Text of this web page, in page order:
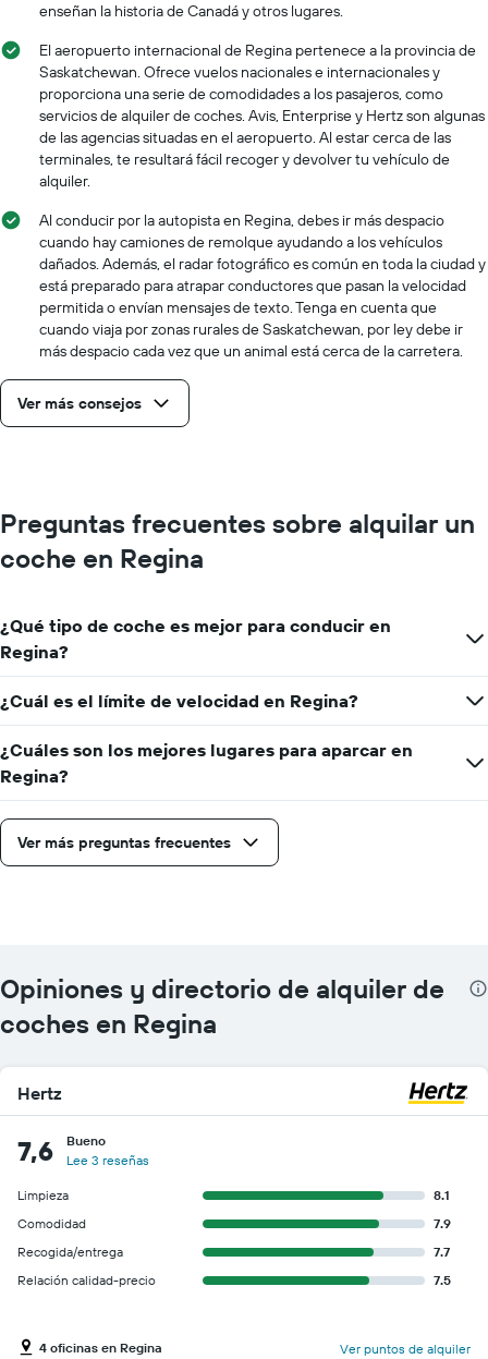
enseñan la historia de Canadá y otros lugares.
El aeropuerto internacional de Regina pertenece a la provincia de
Saskatchewan. Ofrece vuelos nacionales e internacionales y
proporciona una serie de comodidades a los pasajeros, como
servicios de alquiler de coches. Avis, Enterprise y Hertz son algunas
de las agencias situadas en el aeropuerto. Al estar cerca de las
terminales, te resultará fácil recoger y devolver tu vehículo de
alquiler.
Al conducir por la autopista en Regina, debes ir más despacio
cuando hay camiones de remolque ayudando a los vehículos
dañados. Además, el radar fotográfico es común en toda la ciudad y
está preparado para atrapar conductores que pasan la velocidad
permitida o envían mensajes de texto. Tenga en cuenta que
cuando viaja por zonas rurales de Saskatchewan, por ley debe ir
más despacio cada vez que un animal está cerca de la carretera.
Ver más consejos
Preguntas frecuentes sobre alquilar un
coche en Regina
¿Qué tipo de coche es mejor para conducir en
Regina?
¿Cuál es el límite de velocidad en Regina?
¿Cuáles son los mejores lugares para aparcar en
Regina?
Ver más preguntas frecuentes
Opiniones y directorio de alquiler de
coches en Regina
Hertz
7,6
Bueno
Lee 3 reseñas
Limpieza
8.1
Comodidad
7.9
Recogida/entrega
7.7
Relación calidad-precio
7.5
4 oficinas en Regina Ver puntos de alquiler